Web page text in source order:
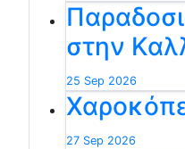
στην
25 Sep 2026
27 Sep 2026